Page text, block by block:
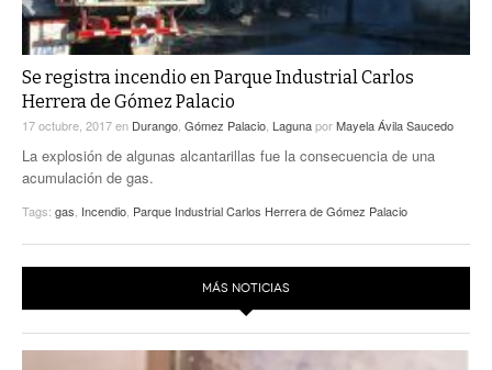
Se registra incendio en Parque Industrial Carlos
Herrera de Gómez Palacio
17 octubre, 2017en Durango Gómez Palacio LagunaporMayela Ávila Saucedo
La explosión de algunas alcantarillas fue la consecuencia de una
acumulación de gas.
Tags: gas Incendio Parque Industrial Carlos Herrera de Gómez Palacio
MÁS NOTICIAS